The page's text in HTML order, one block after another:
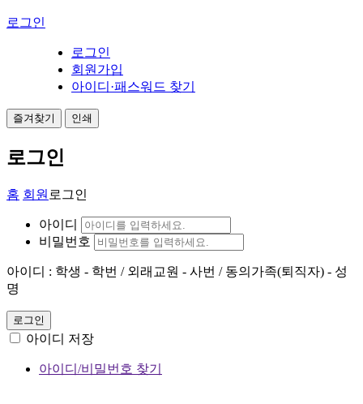
로그인
로그인
회원가입
아이디·패스워드 찾기
즐겨찾기 인쇄
로그인
홈 회원 로그인
아이디
비밀번호
아이디 : 학생 - 학번 / 외래교원 - 사번 / 동의가족(퇴직자) - 성
명
로그인
아이디 저장
아이디/비밀번호 찾기